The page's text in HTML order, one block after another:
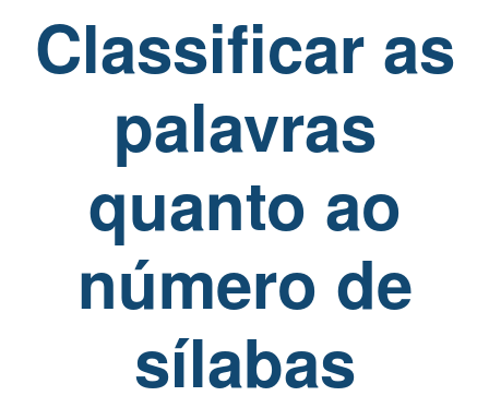
Classificar as
palavras
quanto ao
número de
sílabas